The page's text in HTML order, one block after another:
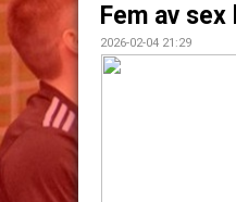
Fem av
2026-02-04 21:29